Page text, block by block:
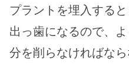
プラントを埋入する
出っ歯になるので、
分を削らなければなら